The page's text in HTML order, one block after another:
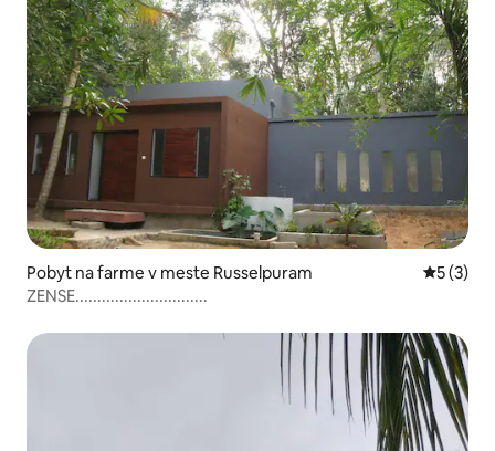
Pobyt na farme v meste Russelpuram
5 (3)
ZENSE..............................